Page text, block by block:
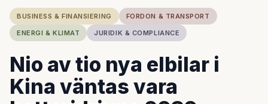
BUSINESS & FINANSIERING
FORDON & TRANSPORT
ENERGI & KLIMAT
JURIDIK & COMPLIANCE
Nio av tio nya elbilar i
Kina väntas vara